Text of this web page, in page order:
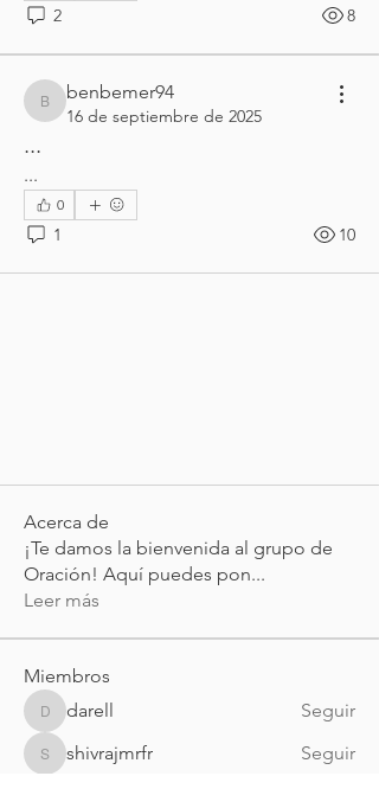
2 8
benbemer94
benbemer94
16 de septiembre de 2025
...
...
0
1 10
Acerca de
¡Te damos la bienvenida al grupo de
Oración! Aquí puedes pon...
Leer más
Miembros
darelldarell Seguir
shivrajmrfr
shivrajmrfr Seguir